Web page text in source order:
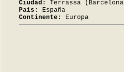
Ciudad:
Terrassa
País:
España
Continente:
Europa